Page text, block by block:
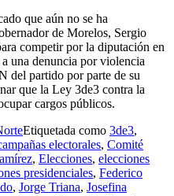
que aún no se ha
de Morelos, Sergio
competir por la diputación en
una denuncia por violencia
del partido por parte de su
que la Ley 3de3 contra la
cargos públicos.
Etiquetada como 3de3,
electorales, Comité
, Elecciones, elecciones
presidenciales, Federico
, Jorge Triana, Josefina